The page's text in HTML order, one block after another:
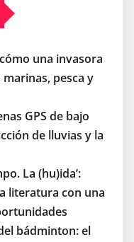
una invasora
pesca y
GPS de bajo
de lluvias y la
La (hu)ida’:
literatura con una
bádminton: el